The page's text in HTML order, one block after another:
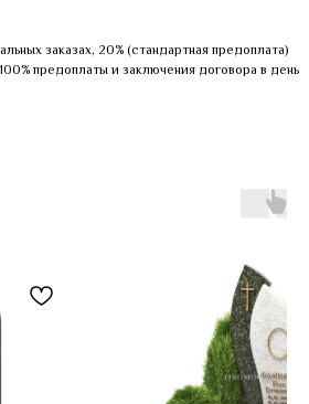
заказах, 20% (стандартная предоплата)
предоплаты и заключения договора в день